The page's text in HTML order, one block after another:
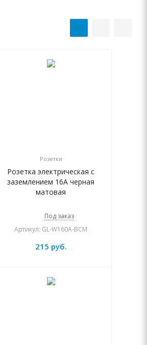
Розетки
Розетка электрическая с
заземлением 16А черная
матовая
Под заказ
Артикул: GL-W160A-BCM
215 руб.